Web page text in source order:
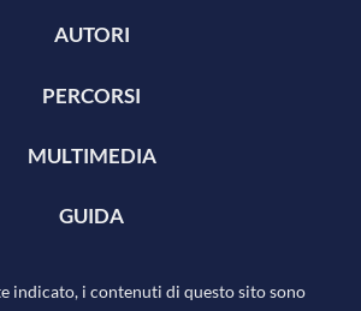
AUTORI
PERCORSI
MULTIMEDIA
GUIDA
indicato, i contenuti di questo sito sono